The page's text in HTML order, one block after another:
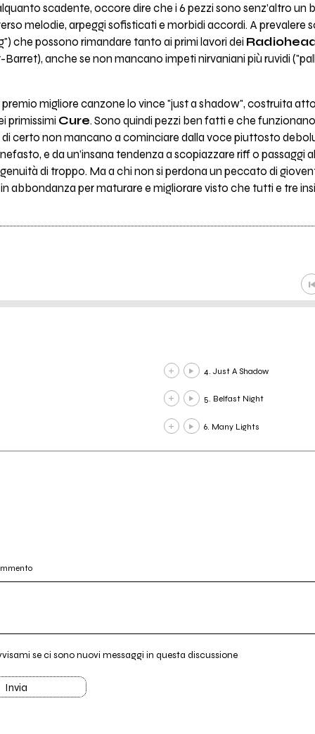
scadente, occore dire che i 6 pezzi sono senz’altro un
melodie, arpeggi sofisticati e morbidi accordi. A prevalere
che possono rimandare tanto ai primi lavori dei
anche se non mancano impeti nirvaniani più ruvidi
migliore canzone lo vince "just a shadow", costruita
primissimi Cure. Sono quindi pezzi ben fatti e che
certo non mancano a cominciare dalla voce piuttosto
e da un’insana tendenza a scopiazzare riff o passaggi
di troppo. Ma a chi non si perdona un peccato di
abbondanza per maturare e migliorare visto che tutti e tre
4. Just A Shadow
5. Belfast Night
6. Many Lights
se ci sono nuovi messaggi in questa discussione
Invia